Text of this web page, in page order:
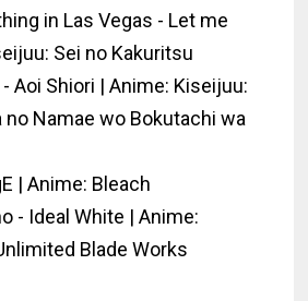
in Las Vegas - Let me
Sei no Kakuritsu
Aoi Shiori | Anime: Kiseijuu:
no Namae wo Bokutachi wa
| Anime: Bleach
- Ideal White | Anime:
Blade Works